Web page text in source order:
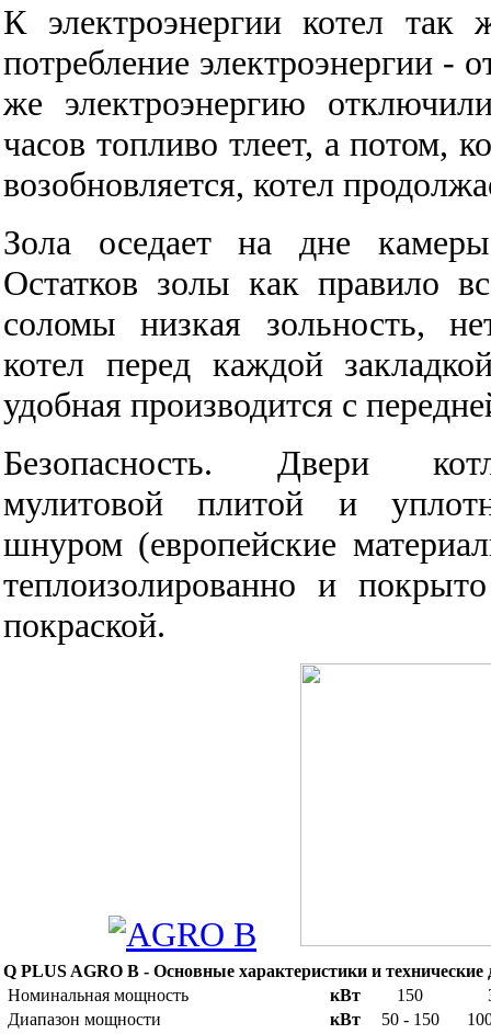
К электроэнергии котел так
потребление электроэнергии -
же электроэнергию
часов топливо тлеет, а потом,
возобновляется, котел
Зола оседает на дне
Остатков золы как правило
соломы низкая зольность,
котел перед каждой
удобная производится с
Безопасность. Двери
мулитовой плитой и
шнуром (европейские
теплоизолированно и
покраской.
Q PLUS AGRO B - Основные характеристики и технические
Номинальная мощность
кВт 150
Диапазон мощности
кВт 50 - 150